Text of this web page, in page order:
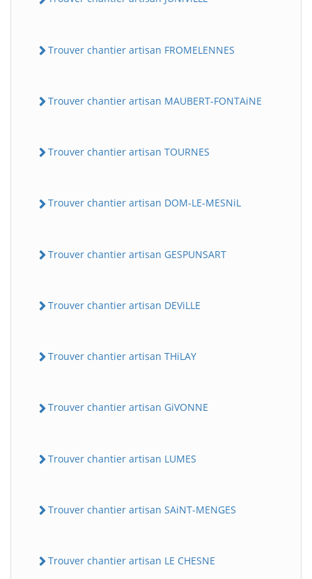
Trouver chantier artisan FROMELENNES
Trouver chantier artisan MAUBERT-FONTAiNE
Trouver chantier artisan TOURNES
Trouver chantier artisan DOM-LE-MESNiL
Trouver chantier artisan GESPUNSART
Trouver chantier artisan DEViLLE
Trouver chantier artisan THiLAY
Trouver chantier artisan GiVONNE
Trouver chantier artisan LUMES
Trouver chantier artisan SAiNT-MENGES
Trouver chantier artisan LE CHESNE